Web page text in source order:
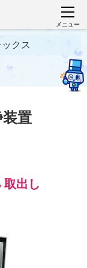
メニュー
クス
置
出し